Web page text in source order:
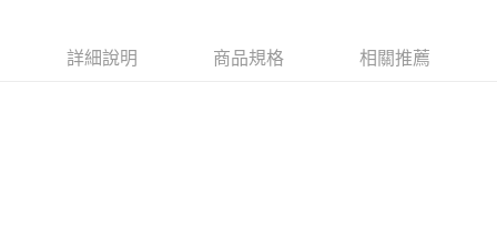
每筆NT$120，滿NT$1,500(含以上)免運費
詳細說明 商品規格 相關推薦